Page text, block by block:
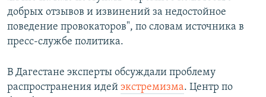
добрых отзывов и извинений за недостойное
поведение провокаторов", по словам источника в
пресс-службе политика.
В Дагестане эксперты обсуждали проблему
распространения идей экстремизма. Центр по